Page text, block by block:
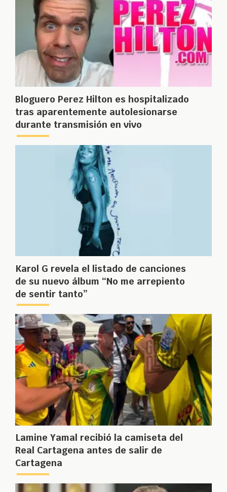
Bloguero Perez Hilton es hospitalizado
tras aparentemente autolesionarse
durante transmisión en vivo
Karol G revela el listado de canciones
de su nuevo álbum “No me arrepiento
de sentir tanto”
Lamine Yamal recibió la camiseta del
Real Cartagena antes de salir de
Cartagena